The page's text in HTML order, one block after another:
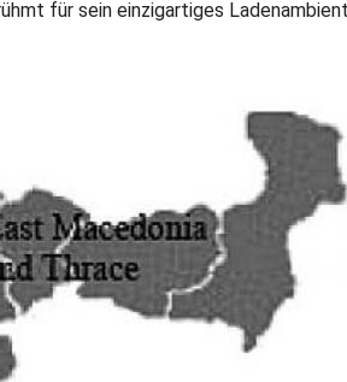
für sein einzigartiges